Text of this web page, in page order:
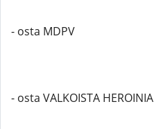
- osta MDPV
- osta VALKOISTA HEROINIA